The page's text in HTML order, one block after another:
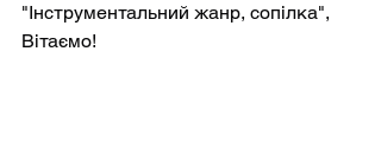
"Інструментальний жанр, сопілка",
Вітаємо!